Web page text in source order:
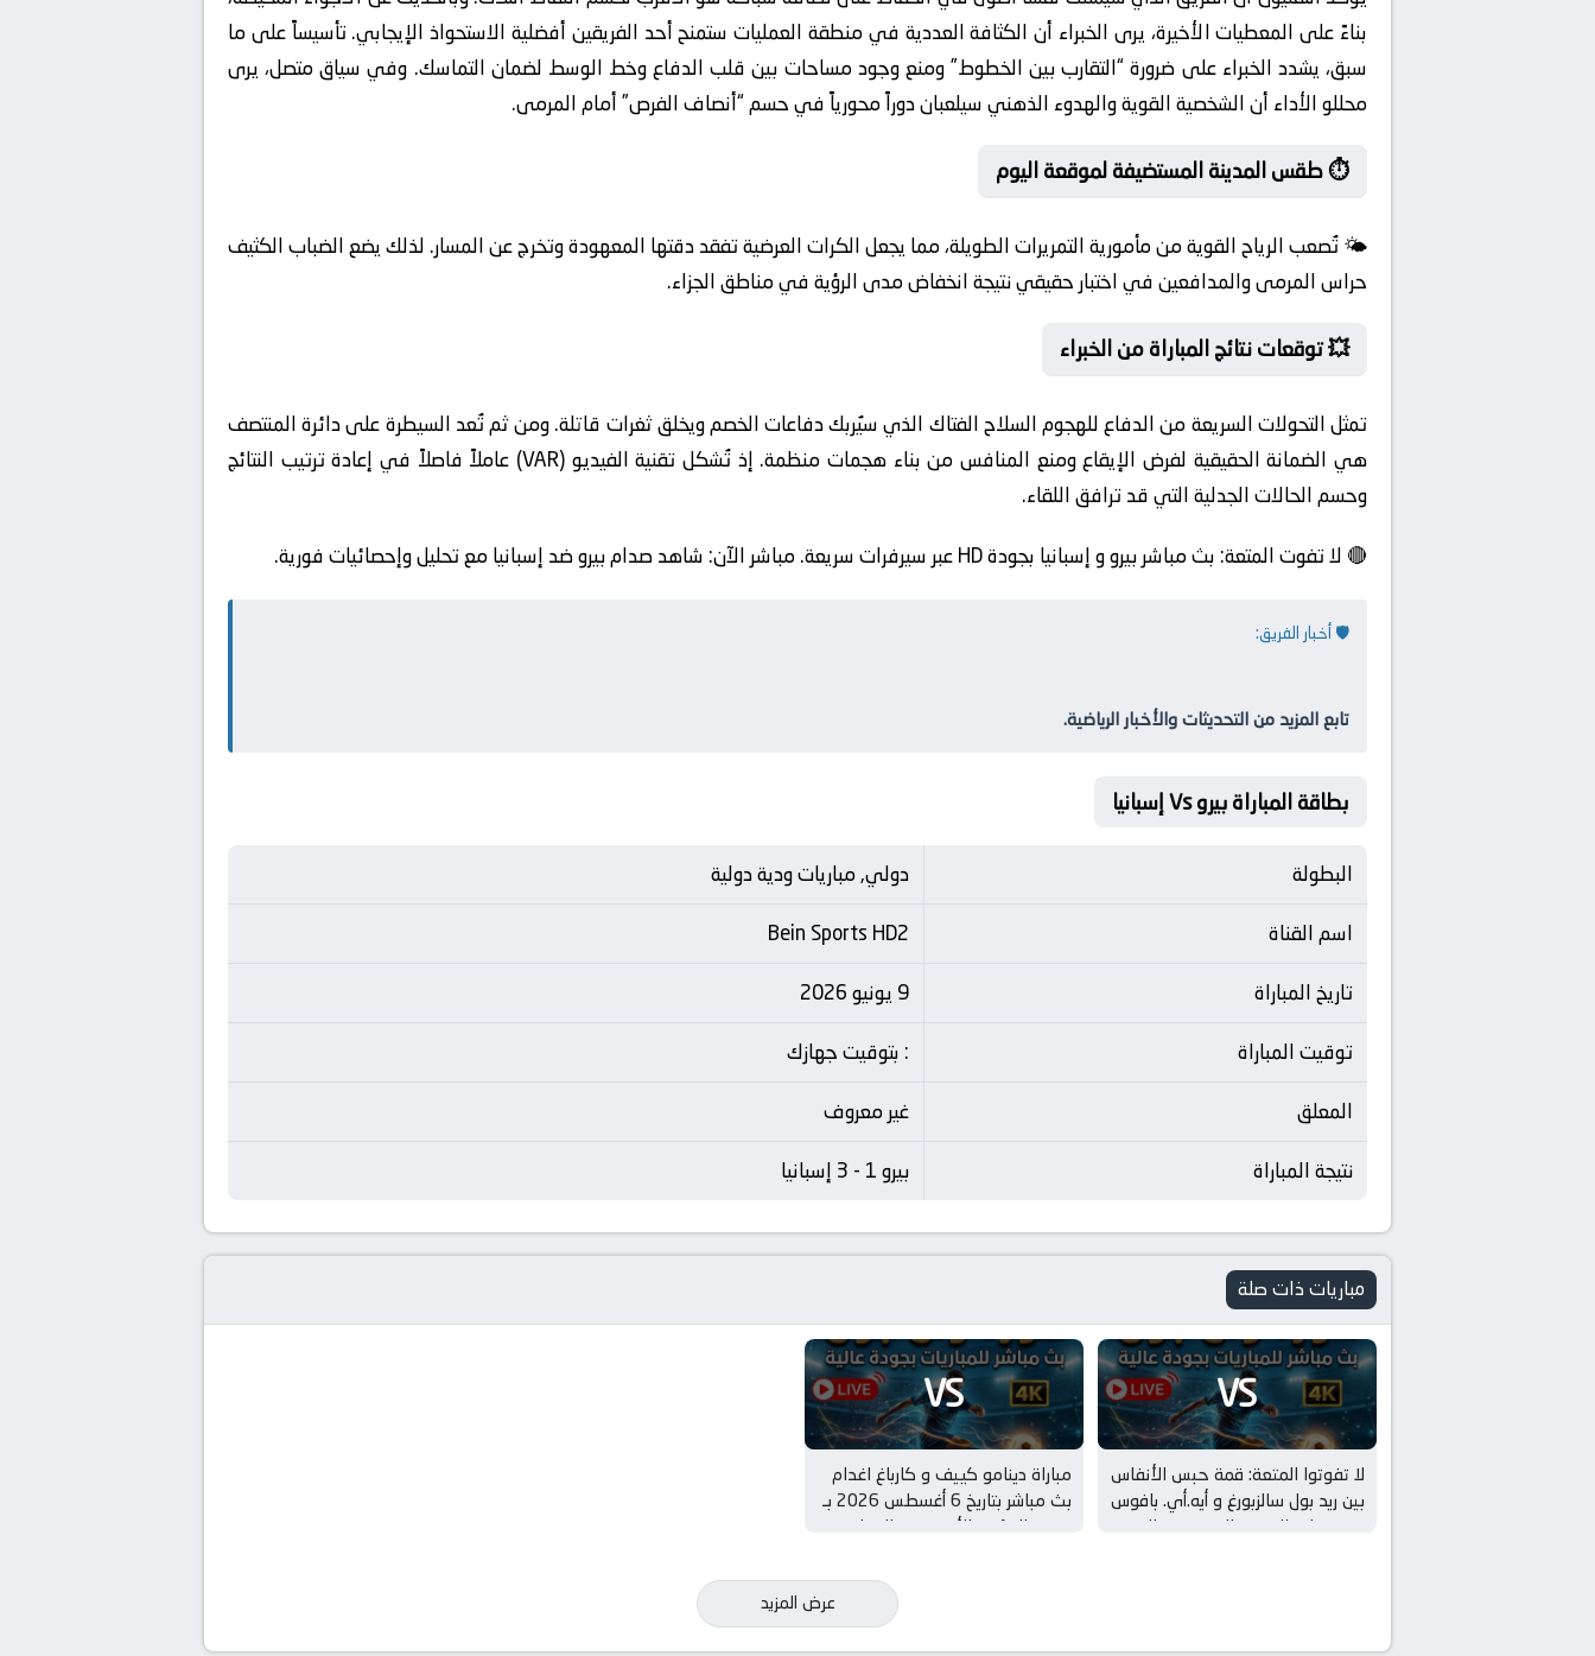
بناءً على المعطيات الأخيرة، يرى الخبراء أن الكثافة العددية في منطقة العمليات ستمنح أحد الفريقين أفضلية الاستحواذ الإيجابي. تأسيساً على ما
سبق، يشدد الخبراء على ضرورة “التقارب بين الخطوط” ومنع وجود مساحات بين قلب الدفاع وخط الوسط لضمان التماسك. وفي سياق متصل، يرى
محللو الأداء أن الشخصية القوية والهدوء الذهني سيلعبان دوراً محورياً في حسم “أنصاف الفرص” أمام المرمى.
⏱️ طقس المدينة المستضيفة لموقعة اليوم
🌤️ تُصعب الرياح القوية من مأمورية التمريرات الطويلة، مما يجعل الكرات العرضية تفقد دقتها المعهودة وتخرج عن المسار. لذلك يضع الضباب الكثيف
حراس المرمى والمدافعين في اختبار حقيقي نتيجة انخفاض مدى الرؤية في مناطق الجزاء.
💥 توقعات نتائج المباراة من الخبراء
تمثل التحولات السريعة من الدفاع للهجوم السلاح الفتاك الذي سيُربك دفاعات الخصم ويخلق ثغرات قاتلة. ومن ثم تُعد السيطرة على دائرة المنتصف
هي الضمانة الحقيقية لفرض الإيقاع ومنع المنافس من بناء هجمات منظمة. إذ تُشكل تقنية الفيديو (VAR) عاملاً فاصلاً في إعادة ترتيب النتائج
وحسم الحالات الجدلية التي قد ترافق اللقاء.
🔴 لا تفوت المتعة: بث مباشر بيرو و إسبانيا بجودة HD عبر سيرفرات سريعة. مباشر الآن: شاهد صدام بيرو ضد إسبانيا مع تحليل وإحصائيات فورية.
🛡️ أخبار الفريق:
تابع المزيد من التحديثات والأخبار الرياضية.
بطاقة المباراة بيرو Vs إسبانيا
البطولة
دولي, مباريات ودية دولية
اسم القناة
Bein Sports HD2
تاريخ المباراة
9 يونيو 2026
توقيت المباراة
: بتوقيت جهازك
المعلق
غير معروف
نتيجة المباراة
بيرو 1 - 3 إسبانيا
مباريات ذات صلة
VS
لا تفوتوا المتعة: قمة حبس الأنفاس
بين ريد بول سالزبورغ و أيه.أي. بافوس
بـ تصفيات الدوري الاوروبي – الدور
VS
مباراة دينامو كييف و كارباغ اغدام
بث مباشر بتاريخ 6 أغسطس 2026 بـ
دوري المؤتمر الأوروبي – الجولة
عرض المزيد